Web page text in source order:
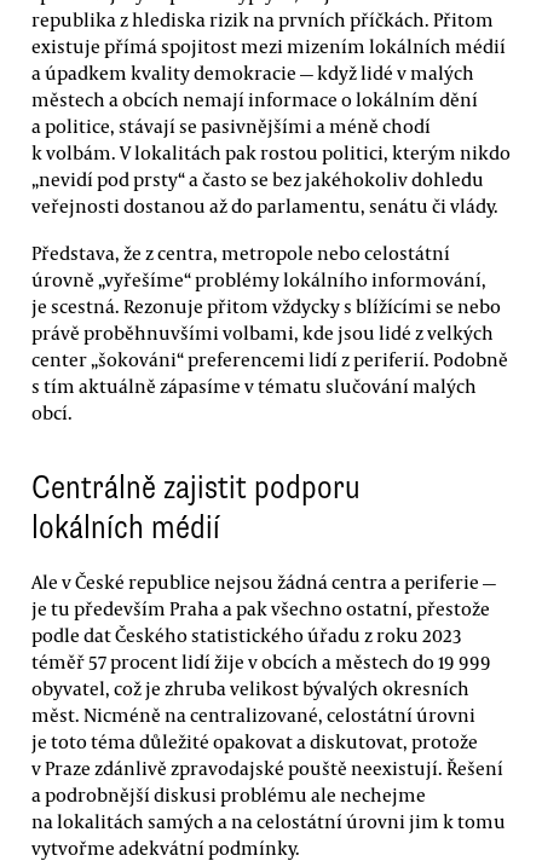
republika z hlediska rizik na prvních příčkách. Přitom
existuje přímá spojitost mezi mizením lokálních médií
a úpadkem kvality demokracie — když lidé v malých
městech a obcích nemají informace o lokálním dění
a politice, stávají se pasivnějšími a méně chodí
k volbám. V lokalitách pak rostou politici, kterým nikdo
„nevidí pod prsty“ a často se bez jakéhokoliv dohledu
veřejnosti dostanou až do parlamentu, senátu či vlády.
Představa, že z centra, metropole nebo celostátní
úrovně „vyřešíme“ problémy lokálního informování,
je scestná. Rezonuje přitom vždycky s blížícími se nebo
právě proběhnuvšími volbami, kde jsou lidé z velkých
center „šokováni“ preferencemi lidí z periferií. Podobně
s tím aktuálně zápasíme v tématu slučování malých
obcí.
Centrálně zajistit podporu
lokálních médií
Ale v České republice nejsou žádná centra a periferie —
je tu především Praha a pak všechno ostatní, přestože
podle dat Českého statistického úřadu z roku 2023
téměř 57 procent lidí žije v obcích a městech do 19 999
obyvatel, což je zhruba velikost bývalých okresních
měst. Nicméně na centralizované, celostátní úrovni
je toto téma důležité opakovat a diskutovat, protože
v Praze zdánlivě zpravodajské pouště neexistují. Řešení
a podrobnější diskusi problému ale nechejme
na lokalitách samých a na celostátní úrovni jim k tomu
vytvořme adekvátní podmínky.